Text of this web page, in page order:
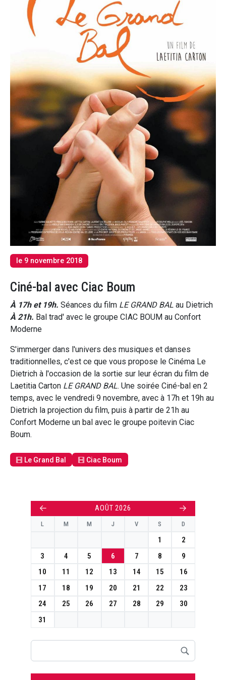
le 9 novembre 2018
Ciné-bal avec Ciac Boum
À 17h et 19h. Séances du film LE GRAND BAL au Dietrich
À 21h. Bal trad' avec le groupe CIAC BOUM au Confort
Moderne
S'immerger dans l'univers des musiques et danses
traditionnelles, c'est ce que vous propose le Cinéma Le
Dietrich à l'occasion de la sortie sur leur écran du film de
Laetitia Carton LE GRAND BAL. Une soirée Ciné-bal en 2
temps, avec le vendredi 9 novembre, avec à 17h et 19h au
Dietrich la projection du film, puis à partir de 21h au
Confort Moderne un bal avec le groupe poitevin Ciac
Boum.
Le Grand Bal Ciac Boum
← AOÛT 2026 →
L M M J V S D
1
2
3
4 5 6 7 8
9
10
11 12 13 14 15
16
17
18 19 20 21 22
23
24
25 26 27 28 29
30
31